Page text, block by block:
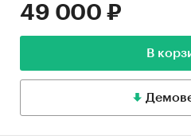
49 000 ₽
В